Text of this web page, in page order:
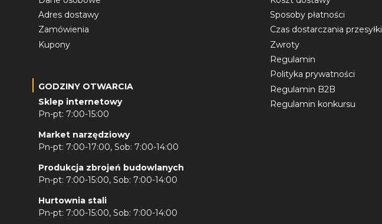
Adres dostawy
Zamówienia
Kupony
GODZINY OTWARCIA
Sklep internetowy
Pn-pt: 7:00-15:00
Market narzędziowy
Pn-pt: 7:00-17:00, Sob: 7:00-14:00
Produkcja zbrojeń budowlanych
Pn-pt: 7:00-15:00, Sob: 7:00-14:00
Hurtownia stali
Pn-pt: 7:00-15:00, Sob: 7:00-14:00
Sposoby płatności
Czas dostarczania przesyłki
Zwroty
Regulamin
Polityka prywatności
Regulamin B2B
Regulamin konkursu